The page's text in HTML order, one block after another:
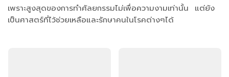
เพราะสูงสุดของการทำศัลยกรรมไม่เพื่อความงามเท่านั้น แต่ยัง
เป็นศาสตร์ที่ไว้ช่วยเหลือและรักษาคนในโรคต่างๆได้